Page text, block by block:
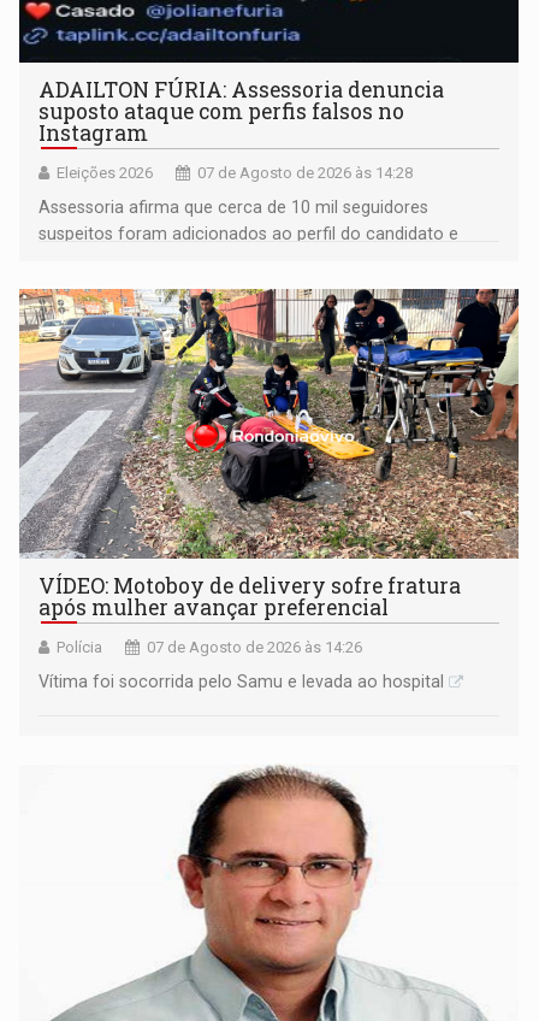
ADAILTON FÚRIA: Assessoria denuncia
suposto ataque com perfis falsos no
Instagram
Eleições 2026 07 de Agosto de 2026 às 14:28
Assessoria afirma que cerca de 10 mil seguidores
suspeitos foram adicionados ao perfil do candidato e
remover as contas
VÍDEO: Motoboy de delivery sofre fratura
após mulher avançar preferencial
Polícia 07 de Agosto de 2026 às 14:26
Vítima foi socorrida pelo Samu e levada ao hospital